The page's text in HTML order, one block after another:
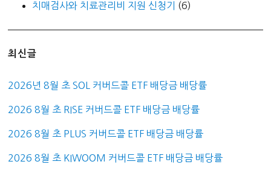
치매검사와 치료관리비 지원 신청기
(6)
최신글
2026년 8월 초 SOL 커버드콜 ETF 배당금 배당률
2026 8월 초 RISE 커버드콜 ETF 배당금 배당률
2026 8월 초 PLUS 커버드콜 ETF 배당금 배당률
2026 8월 초 KIWOOM 커버드콜 ETF 배당금 배당률